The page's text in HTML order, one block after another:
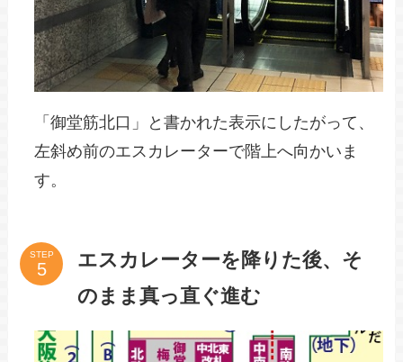
「御堂筋北口」と書かれた表示にしたがって、
左斜め前のエスカレーターで階上へ向かいま
す。
STEP
エスカレーターを降りた後、そ
のまま真っ直ぐ進む